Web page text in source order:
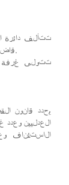
تتألف
قاضي تحقيق أو أكثر وفقاً لما يحدده قانون القضاء العدلي.
تتولى غرفة
يحدد قانون
العدليين
الاستئناف